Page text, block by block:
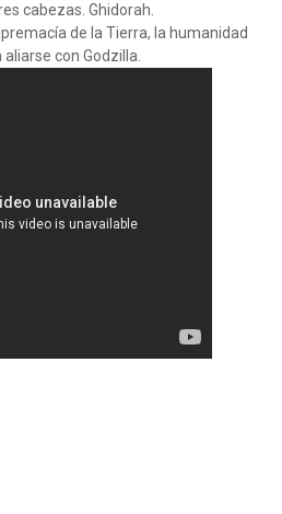
cabezas. Ghidorah.
de la Tierra, la humanidad
con Godzilla.